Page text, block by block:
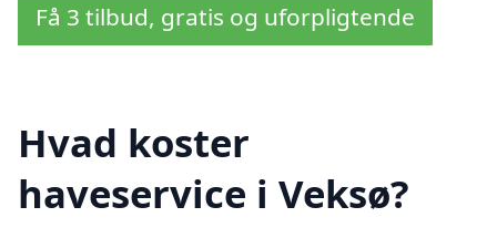
Få 3 tilbud, gratis og uforpligtende
Hvad koster
haveservice i Veksø?